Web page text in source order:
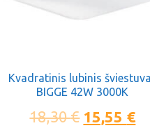
Kvadratinis lubinis
BIGGE 42W 3000K
18,30€ 15,55 €